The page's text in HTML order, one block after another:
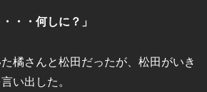
・・何しに？」
橘さんと松田だったが、松田がいき
い出した。